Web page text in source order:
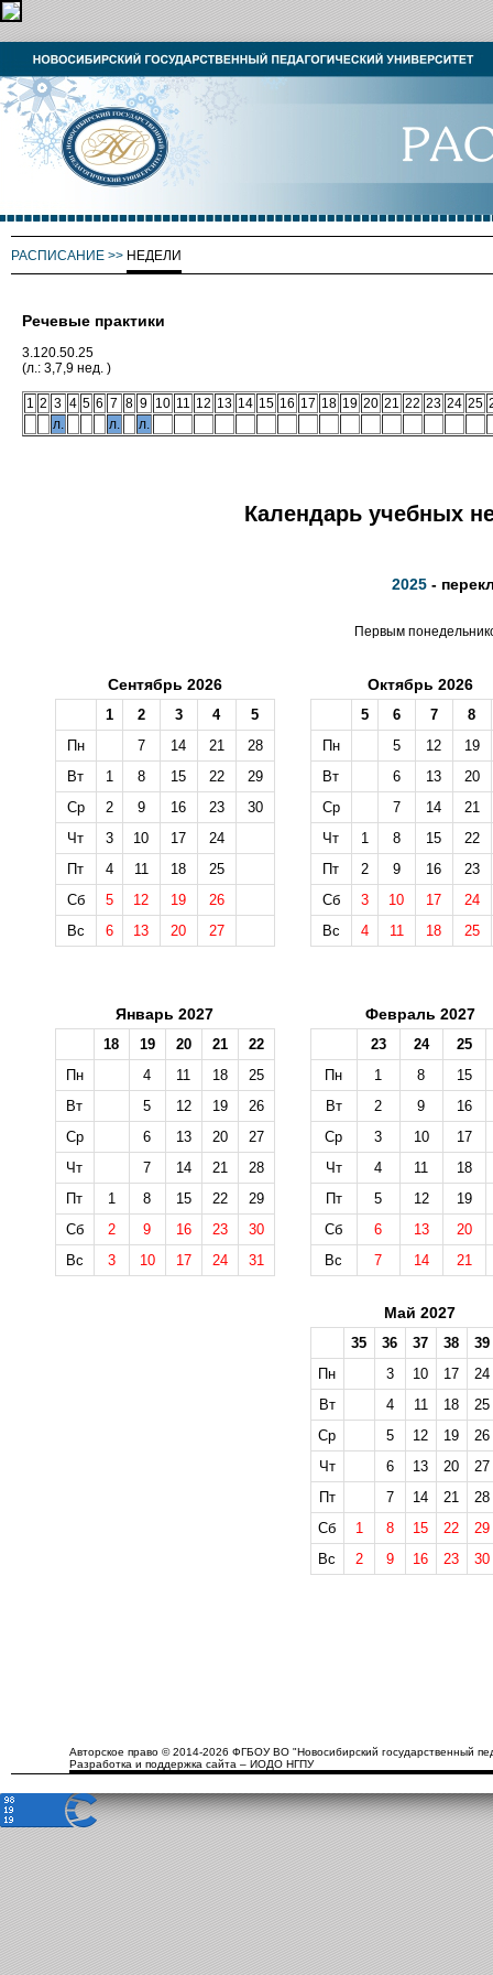
РАСПИСАНИЕ >> НЕДЕЛИ
Речевые практики
3.120.50.25
(л.: 3,7,9 нед. )
1 2 3 4 5 6 7 8 9 10 11 12 13 14 15 16 17 18 19 20 21 22 23 24 25
л.
л. л.
Календарь учебных
2025 -
Первым
Сентябрь 2026
1 2 3 4
5
Пн
7 14 21
28
Вт
1 8 15 22
29
Ср
2 9 16 23
30
Чт
3 10 17
24
Пт
4 11 18
25
Сб
5 12 19
26
Вс
6 13 20 27
Октябрь 2026
5 6 7
8
Пн
5 12
19
Вт
6 13
20
Ср
7 14
21
Чт
1 8 15
22
Пт
2 9 16
23
Сб
3 10 17
24
Вс
4 11 18 25
Январь 2027
18 19 20 21
22
Пн
4 11 18
25
Вт
5 12 19
26
Ср
6 13 20
27
Чт
7 14 21
28
Пт
1 8 15 22
29
Сб
2 9 16 23
30
Вс
3 10 17 24 31
Февраль 2027
23 24
25
Пн
1 8
15
Вт
2 9
16
Ср
3 10
17
Чт
4 11
18
Пт
5 12
19
Сб
6 13
20
Вс
7 14 21
Май 2027
35 36 37 38
39
Пн
3 10 17
24
Вт
4 11 18
25
Ср
5 12 19
26
Чт
6 13 20
27
Пт
7 14 21
28
Сб
1 8 15 22
29
Вс
2 9 16 23 30
Авторское право © 2014-2026 ФГБОУ ВО "Новосибирский государственный
Разработка и поддержка сайта – ИОДО НГПУ